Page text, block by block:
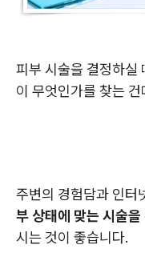
피부 시술을 결정하실
이 무엇인가를 찾는 건
주변의 경험담과 인
부 상태에 맞는 시술을
시는 것이 좋습니다.